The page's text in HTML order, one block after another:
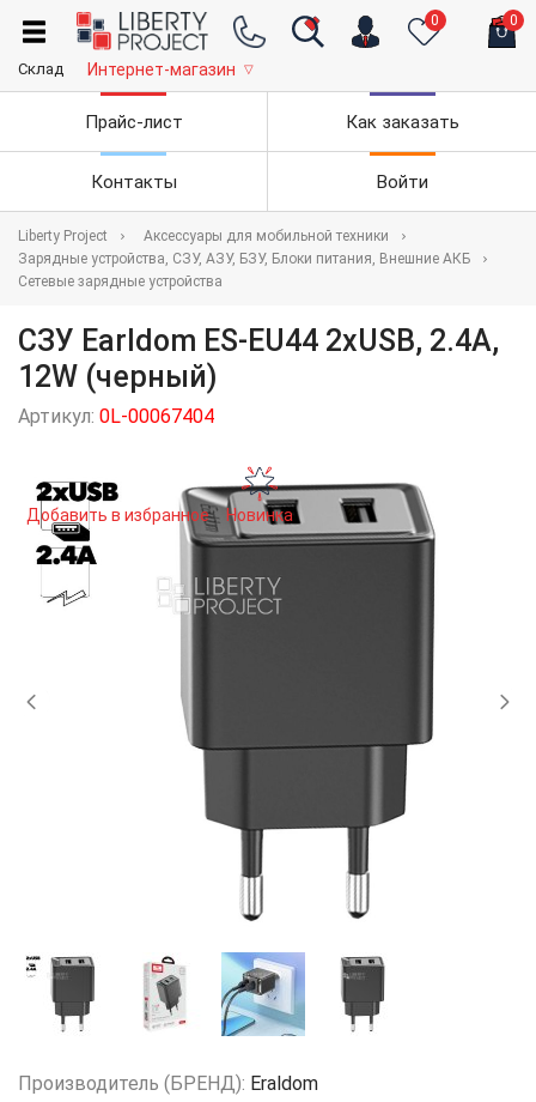
0 0
Склад Интернет-магазин ▽
Прайс-лист Как заказать
Контакты Войти
Liberty Project
Аксессуары для мобильной техники
Зарядные устройства, СЗУ, АЗУ, БЗУ, Блоки питания, Внешние АКБ
Сетевые зарядные устройства
СЗУ Earldom ES-EU44 2xUSB, 2.4А,
12W (черный)
Артикул: 0L-00067404
Добавить в избранное Новинка
Производитель (БРЕНД): Eraldom